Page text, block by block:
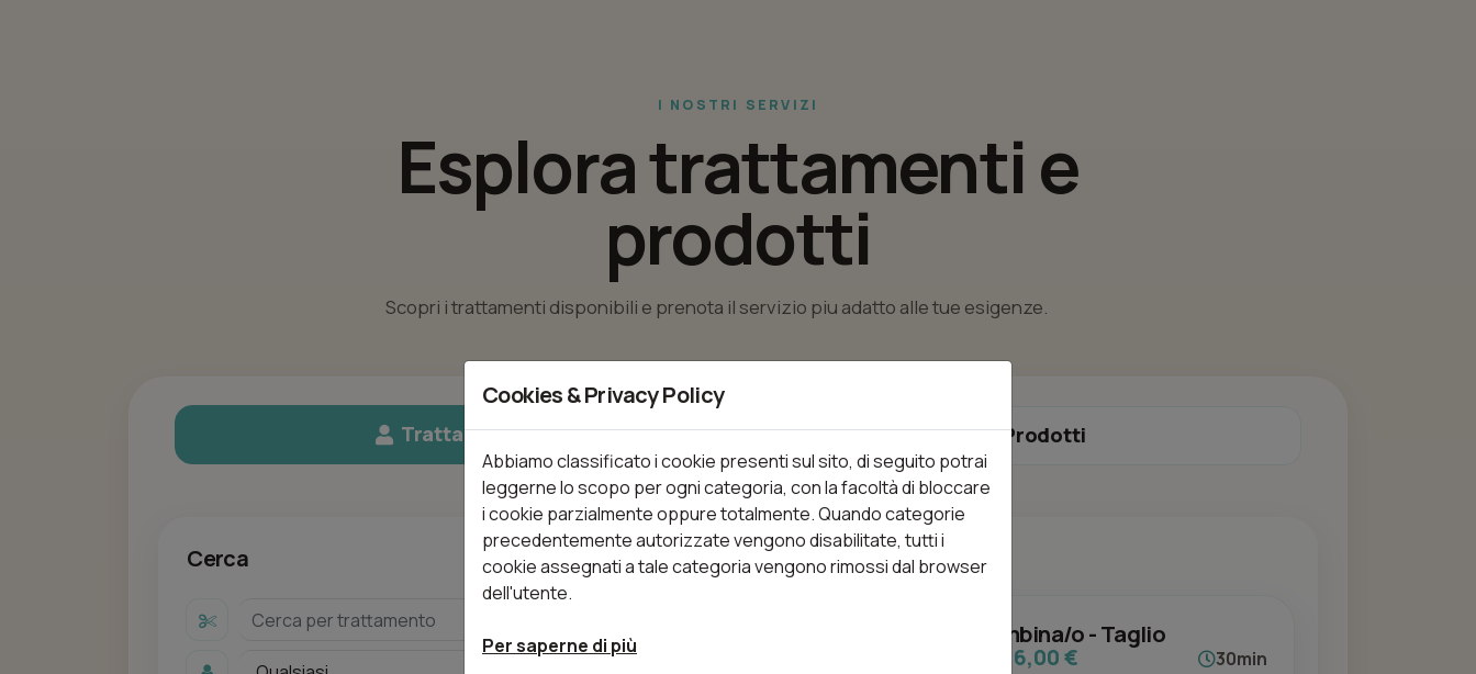
I NOSTRI SERVIZI
Esplora trattamenti e
prodotti
Scopri i trattamenti disponibili e prenota il servizio piu adatto alle tue esigenze.
Trattamenti Prodotti
Cerca Trattamenti (34)
Acconciatura
da 30,00 €
Bambina/o - Taglio
da 16,00 € 30min
Cookies & Privacy Policy
Abbiamo classificato i cookie presenti sul sito, di seguito potrai
leggerne lo scopo per ogni categoria, con la facoltà di bloccare
i cookie parzialmente oppure totalmente. Quando categorie
precedentemente autorizzate vengono disabilitate, tutti i
cookie assegnati a tale categoria vengono rimossi dal browser
dell'utente.
Per saperne di più